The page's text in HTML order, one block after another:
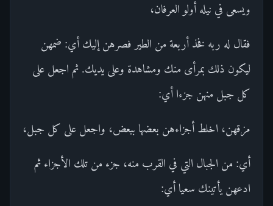
ويسعى في نيله أولو العرفان،
فقال له ربه فخذ أربعة من الطير فصرهن إليك أي: ضمهن
ليكون ذلك بمرأى منك ومشاهدة وعلى يديك. ثم اجعل على
كل جبل منهن جزءا أي:
مزقهن، اخلط أجزاءهن بعضها ببعض، واجعل على كل جبل،
أي: من الجبال التي في القرب منه، جزء من تلك الأجزاء ثم
ادعهن يأتينك سعيا أي: